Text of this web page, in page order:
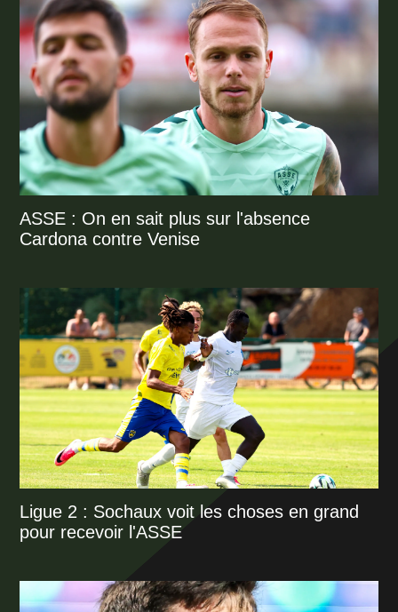
ASSE : On en sait plus sur l'absence
Cardona contre Venise
Ligue 2 : Sochaux voit les choses en grand
pour recevoir l'ASSE